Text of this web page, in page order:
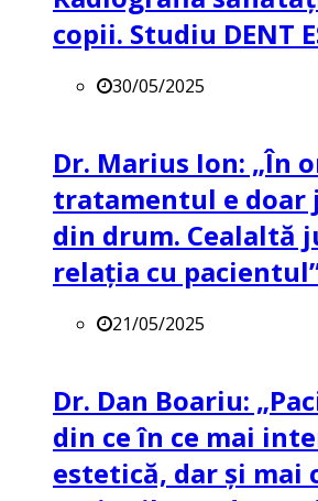
copii. Studiu DENT
30/05/2025
Dr. Marius Ion: „În
tratamentul e doar
din drum. Cealaltă
relația cu
21/05/2025
Dr. Dan Boariu:
din ce în ce mai
estetică, dar și mai